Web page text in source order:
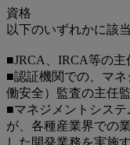
資格
以下のいずれかに該
■JRCA、IRCA等の
■認証機関での、マ
働安全）監査の主任
■マネジメントシス
が、各種産業界での